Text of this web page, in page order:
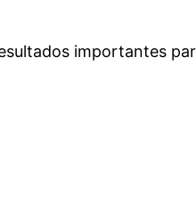
importantes